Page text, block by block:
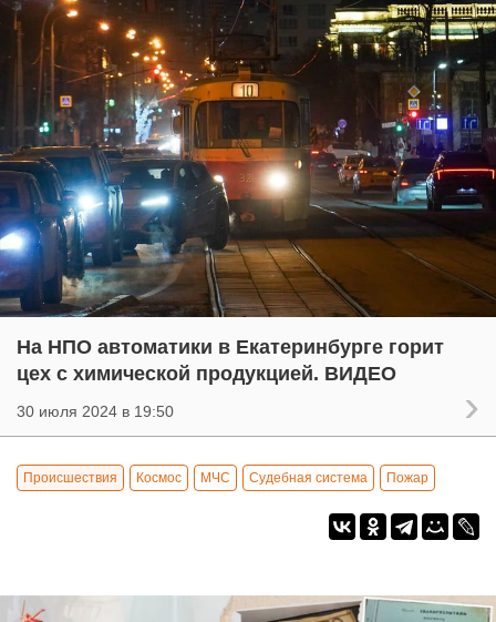
На НПО автоматики в Екатеринбурге горит
цех с химической продукцией. ВИДЕО
30 июля 2024 в 19:50
Происшествия Космос МЧС Судебная система Пожар